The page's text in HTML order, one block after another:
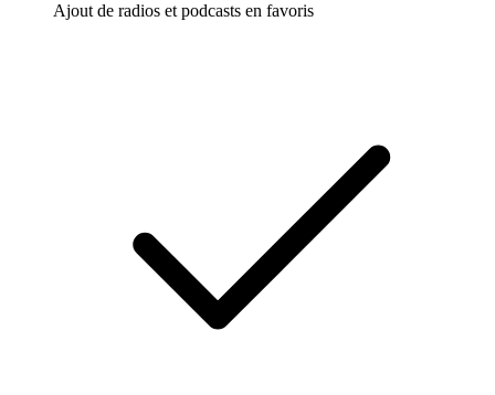
Ajout de radios et podcasts en favoris